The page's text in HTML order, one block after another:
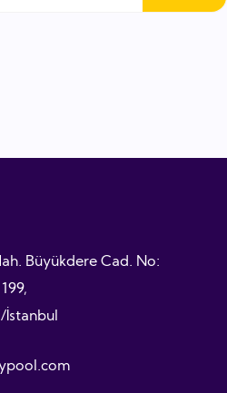
Büyükdere Cad. No:
İstanbul